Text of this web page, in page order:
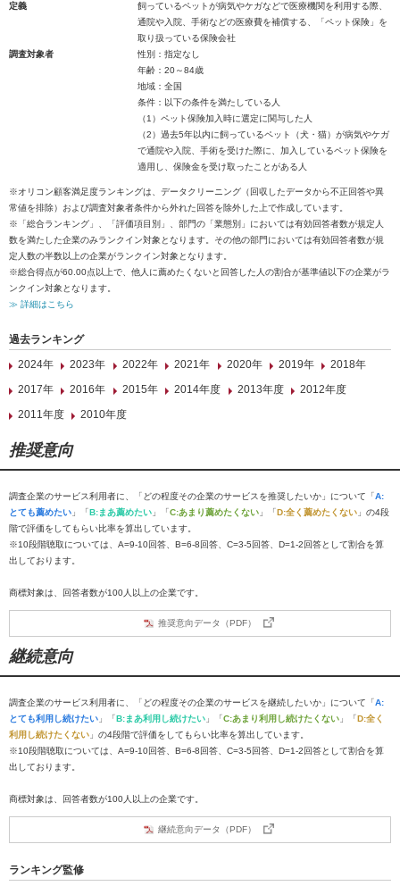
定義
飼っているペットが病気やケガなどで医療機関を利用する際、
通院や入院、手術などの医療費を補償する、「ペット保険」を
取り扱っている保険会社
調査対象者
性別：指定なし
年齢：20～84歳
地域：全国
条件：以下の条件を満たしている人
（1）ペット保険加入時に選定に関与した人
（2）過去5年以内に飼っているペット（犬・猫）が病気やケガ
で通院や入院、手術を受けた際に、加入しているペット保険を
適用し、保険金を受け取ったことがある人
※オリコン顧客満足度ランキングは、データクリーニング（回収したデータから不正回答や異
常値を排除）および調査対象者条件から外れた回答を除外した上で作成しています。
※「総合ランキング」、「評価項目別」、部門の「業態別」においては有効回答者数が規定人
数を満たした企業のみランクイン対象となります。その他の部門においては有効回答者数が規
定人数の半数以上の企業がランクイン対象となります。
※総合得点が60.00点以上で、他人に薦めたくないと回答した人の割合が基準値以下の企業がラ
ンクイン対象となります。
≫ 詳細はこちら
過去ランキング
2024年
2023年 2022年 2021年 2020年 2019年
2018年
2017年
2016年 2015年 2014年度 2013年度
2012年度
2011年度
2010年度
推奨意向
調査企業のサービス利用者に、「どの程度その企業のサービスを推奨したいか」について「A:
とても薦めたい 」「B:まあ薦めたい 」「C:あまり薦めたくない 」「D:全く薦めたくない 」の4段
階で評価をしてもらい比率を算出しています。
※10段階聴取については、A=9-10回答、B=6-8回答、C=3-5回答、D=1-2回答として割合を算
出しております。
商標対象は、回答者数が100人以上の企業です。
推奨意向データ（PDF）
継続意向
調査企業のサービス利用者に、「どの程度その企業のサービスを継続したいか」について「A:
とても利用し続けたい 」「B:まあ利用し続けたい 」「C:あまり利用し続けたくない 」「D:全く
利用し続けたくない 」の4段階で評価をしてもらい比率を算出しています。
※10段階聴取については、A=9-10回答、B=6-8回答、C=3-5回答、D=1-2回答として割合を算
出しております。
商標対象は、回答者数が100人以上の企業です。
継続意向データ（PDF）
ランキング監修